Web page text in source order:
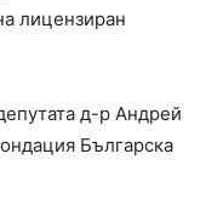
лицензиран
д-р Андрей
Българска